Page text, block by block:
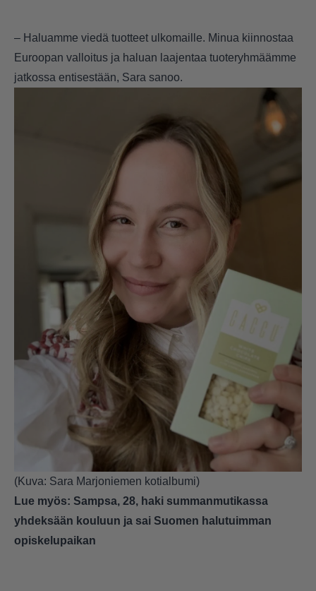
– Haluamme viedä tuotteet ulkomaille. Minua kiinnostaa
Euroopan valloitus ja haluan laajentaa tuoteryhmäämme
jatkossa entisestään, Sara sanoo.
(Kuva: Sara Marjoniemen kotialbumi)
Lue myös: Sampsa, 28, haki summanmutikassa
yhdeksään kouluun ja sai Suomen halutuimman
opiskelupaikan